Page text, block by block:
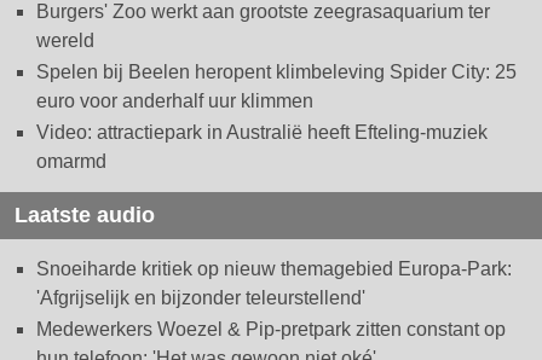
Burgers' Zoo werkt aan grootste zeegrasaquarium ter
wereld
Spelen bij Beelen heropent klimbeleving Spider City: 25
euro voor anderhalf uur klimmen
Video: attractiepark in Australië heeft Efteling-muziek
omarmd
Laatste audio
Snoeiharde kritiek op nieuw themagebied Europa-Park:
'Afgrijselijk en bijzonder teleurstellend'
Medewerkers Woezel & Pip-pretpark zitten constant op